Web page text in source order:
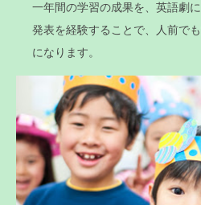
一年間の学習の成果を、英語劇
発表を経験することで、人前で
になります。